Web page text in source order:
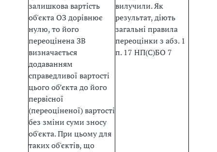
залишкова вартість
об'єкта ОЗ дорівнює
нулю, то його
переоцінена ЗВ
визначається
додаванням
справедливої вартості
цього об’єкта до його
первісної
(переоціненої) вартості
без зміни суми зносу
об'єкта. При цьому для
таких об'єктів, що
вилучили. Як
результат, діють
загальні правила
переоцінки з абз. 1
п. 17 НП(С)БО 7